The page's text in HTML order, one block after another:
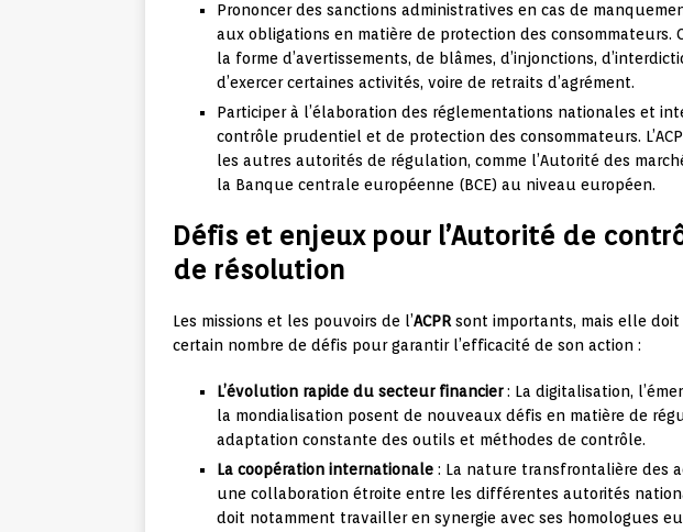
Prononcer des sanctions administratives en cas de
aux obligations en matière de protection des consommateurs.
la forme d’avertissements, de blâmes, d’injonctions,
d’exercer certaines activités, voire de retraits d’agrément.
Participer à l’élaboration des réglementations nationales et
contrôle prudentiel et de protection des consommateurs.
les autres autorités de régulation, comme l’Autorité des
la Banque centrale européenne (BCE) au niveau européen.
Défis et enjeux pour l’Autorité de
de résolution
Les missions et les pouvoirs de l’ACPR sont importants, mais elle
certain nombre de défis pour garantir l’efficacité de son action :
L’évolution rapide du secteur financier: La digitalisation,
la mondialisation posent de nouveaux défis en matière de
adaptation constante des outils et méthodes de contrôle.
La coopération internationale : La nature transfrontalière des
une collaboration étroite entre les différentes autorités
doit notamment travailler en synergie avec ses homologues